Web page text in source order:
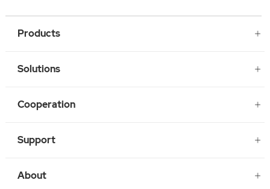
Products
Solutions
Cooperation
Support
About